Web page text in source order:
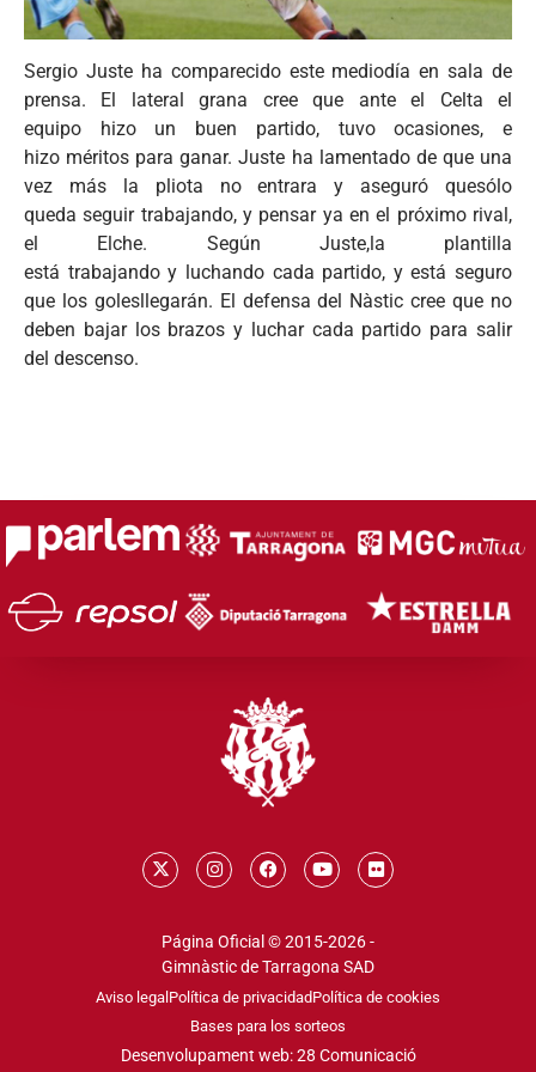
Sergio Juste ha comparecido este mediodía en sala de
prensa. El lateral grana cree que ante el Celta el
equipo hizo un buen partido, tuvo ocasiones, e
hizo méritos para ganar. Juste ha lamentado de que una
vez más la pliota no entrara y aseguró quesólo
queda seguir trabajando, y pensar ya en el próximo rival,
el Elche. Según Juste,la plantilla
está trabajando y luchando cada partido, y está seguro
que los golesllegarán. El defensa del Nàstic cree que no
deben bajar los brazos y luchar cada partido para salir
del descenso.
Página Oficial © 2015-2026 -
Gimnàstic de Tarragona SAD
Aviso legal Política de privacidadPolítica de cookies
Bases para los sorteos
Desenvolupament web: 28 Comunicació